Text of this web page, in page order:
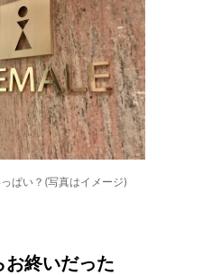
ぱい？(写真はイメージ)
お終いだった